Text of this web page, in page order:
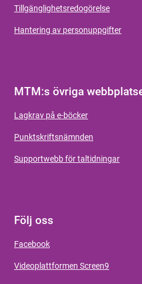
Tillgänglighetsredogörelse
Hantering av personuppgifter
MTM:s övriga
Lagkrav på e-böcker
Punktskriftsnämnden
Supportwebb för taltidningar
Följ oss
Facebook
Videoplattformen Screen9